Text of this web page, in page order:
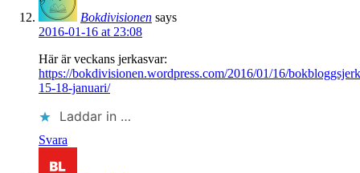
Bokdivisionen says
2016-01-16 at 23:08
Här är veckans jerkasvar:
https://bokdivisionen.wordpress.com/2016/01/16/
15-18-januari/
Laddar in …
Svara